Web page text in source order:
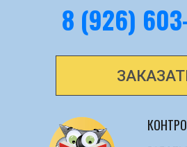
8 (926)